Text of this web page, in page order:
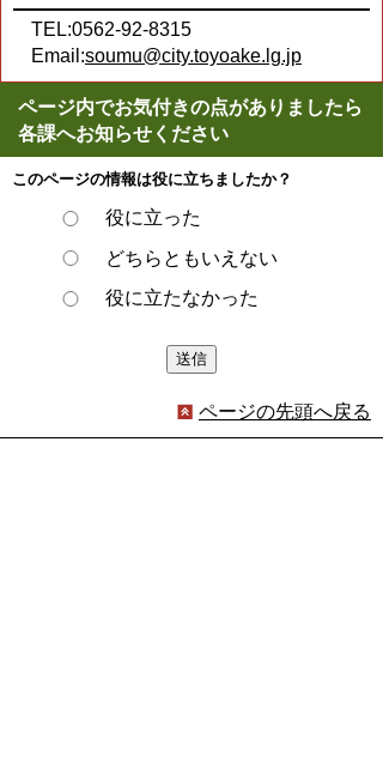
TEL:0562-92-8315
Email:soumu@city.toyoake.lg.jp
ページ内でお気付きの点がありましたら
各課へお知らせください
このページの情報は役に立ちましたか？
役に立った
どちらともいえない
役に立たなかった
ページの先頭へ戻る